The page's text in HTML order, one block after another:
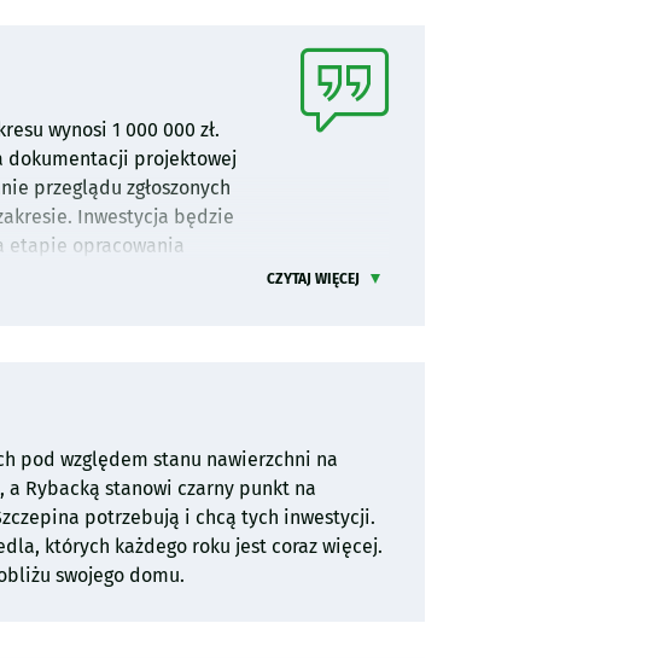
wynosi 1 000 000 zł.
dokumentacji projektowej
przeglądu zgłoszonych
Inwestycja będzie
etapie opracowania
CZYTAJ WIĘCEJ
pod względem stanu nawierzchni na
Rybacką stanowi czarny punkt na
potrzebują i chcą tych inwestycji.
których każdego roku jest coraz więcej.
swojego domu.